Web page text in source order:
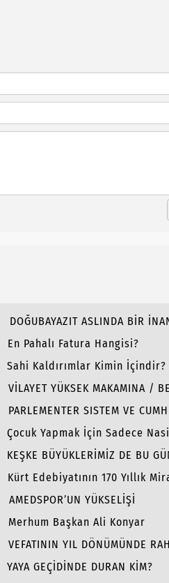
DOĞUBAYAZIT ASLINDA BİR
En Pahalı Fatura Hangisi?
Sahi Kaldırımlar Kimin İçindir?
VİLAYET YÜKSEK MAKAMINA /
PARLEMENTER SISTEM VE
Çocuk Yapmak İçin Sadece
KEŞKE BÜYÜKLERİMİZ DE BU
Kürt Edebiyatının 170 Yıllık
AMEDSPOR’UN YÜKSELİŞİ
Merhum Başkan Ali Konyar
VEFATININ YIL DÖNÜMÜNDE
YAYA GEÇİDİNDE DURAN KİM?